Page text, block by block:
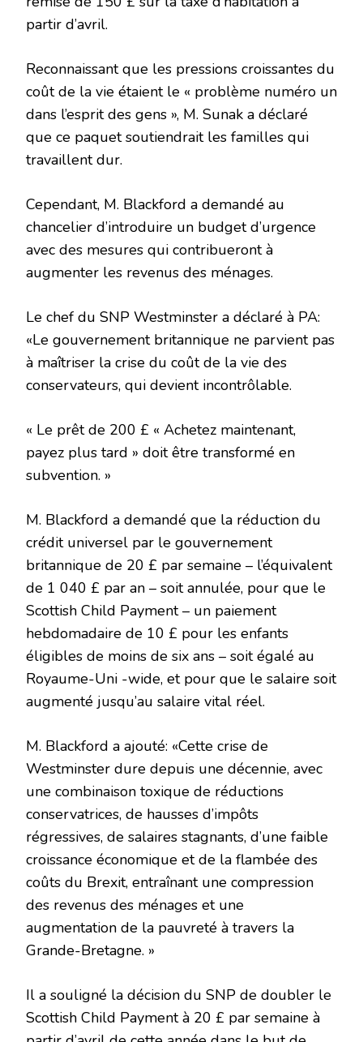
partir d’avril.
Reconnaissant que les pressions croissantes du
coût de la vie étaient le « problème numéro un
dans l’esprit des gens », M. Sunak a déclaré
que ce paquet soutiendrait les familles qui
travaillent dur.
Cependant, M. Blackford a demandé au
chancelier d’introduire un budget d’urgence
avec des mesures qui contribueront à
augmenter les revenus des ménages.
Le chef du SNP Westminster a déclaré à PA:
«Le gouvernement britannique ne parvient pas
à maîtriser la crise du coût de la vie des
conservateurs, qui devient incontrôlable.
« Le prêt de 200 £ « Achetez maintenant,
payez plus tard » doit être transformé en
subvention. »
M. Blackford a demandé que la réduction du
crédit universel par le gouvernement
britannique de 20 £ par semaine – l’équivalent
de 1 040 £ par an – soit annulée, pour que le
Scottish Child Payment – ​​un paiement
hebdomadaire de 10 £ pour les enfants
éligibles de moins de six ans – soit égalé au
Royaume-Uni -wide, et pour que le salaire soit
augmenté jusqu’au salaire vital réel.
M. Blackford a ajouté: «Cette crise de
Westminster dure depuis une décennie, avec
une combinaison toxique de réductions
conservatrices, de hausses d’impôts
régressives, de salaires stagnants, d’une faible
croissance économique et de la flambée des
coûts du Brexit, entraînant une compression
des revenus des ménages et une
augmentation de la pauvreté à travers la
Grande-Bretagne. »
Il a souligné la décision du SNP de doubler le
Scottish Child Payment à 20 £ par semaine à